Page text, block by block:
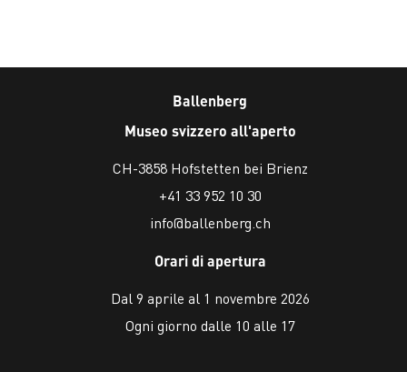
Ballenberg
Museo svizzero all'aperto
CH-3858 Hofstetten bei Brienz
+41 33 952 10 30
info@ballenberg.ch
Orari di apertura
Dal 9 aprile al 1 novembre 2026
Ogni giorno dalle 10 alle 17